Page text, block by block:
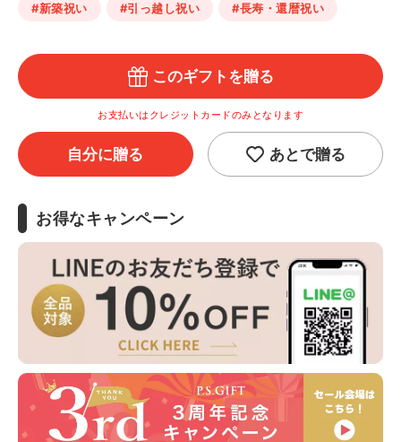
#新築祝い #引っ越し祝い #長寿・還暦祝い
このギフトを贈る
お支払いはクレジットカードのみとなります
自分に贈る あとで贈る
お得なキャンペーン